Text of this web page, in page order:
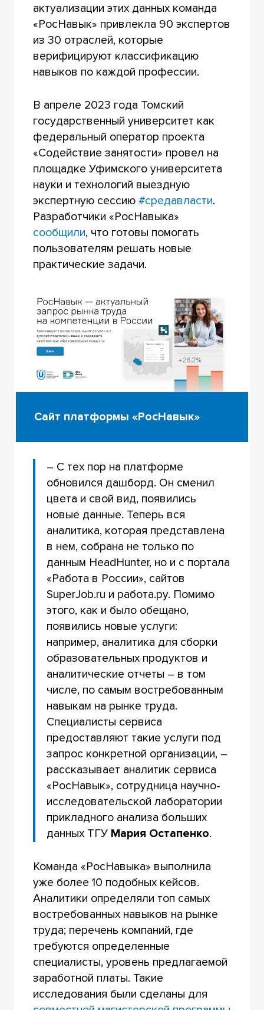
актуализации этих данных команда
«РосНавык» привлекла 90 экспертов
из 30 отраслей, которые
верифицируют классификацию
навыков по каждой профессии.
В апреле 2023 года Томский
государственный университет как
федеральный оператор проекта
«Содействие занятости» провел на
площадке Уфимского университета
науки и технологий выездную
экспертную сессию #средавласти.
Разработчики «РосНавыка»
сообщили, что готовы помогать
пользователям решать новые
практические задачи.
Сайт платформы «РосНавык»
– С тех пор на платформе
обновился дашборд. Он сменил
цвета и свой вид, появились
новые данные. Теперь вся
аналитика, которая представлена
в нем, собрана не только по
данным HeadHunter, но и с портала
«Работа в России», сайтов
SuperJob.ru и работа.ру. Помимо
этого, как и было обещано,
появились новые услуги:
например, аналитика для сборки
образовательных продуктов и
аналитические отчеты – в том
числе, по самым востребованным
навыкам на рынке труда.
Специалисты сервиса
предоставляют такие услуги под
запрос конкретной организации, –
рассказывает аналитик сервиса
«РосНавык», сотрудница научно-
исследовательской лаборатории
прикладного анализа больших
данных ТГУ Мария Остапенко.
Команда «РосНавыка» выполнила
уже более 10 подобных кейсов.
Аналитики определяли топ самых
востребованных навыков на рынке
труда; перечень компаний, где
требуются определенные
специалисты, уровень предлагаемой
заработной платы. Такие
исследования были сделаны для